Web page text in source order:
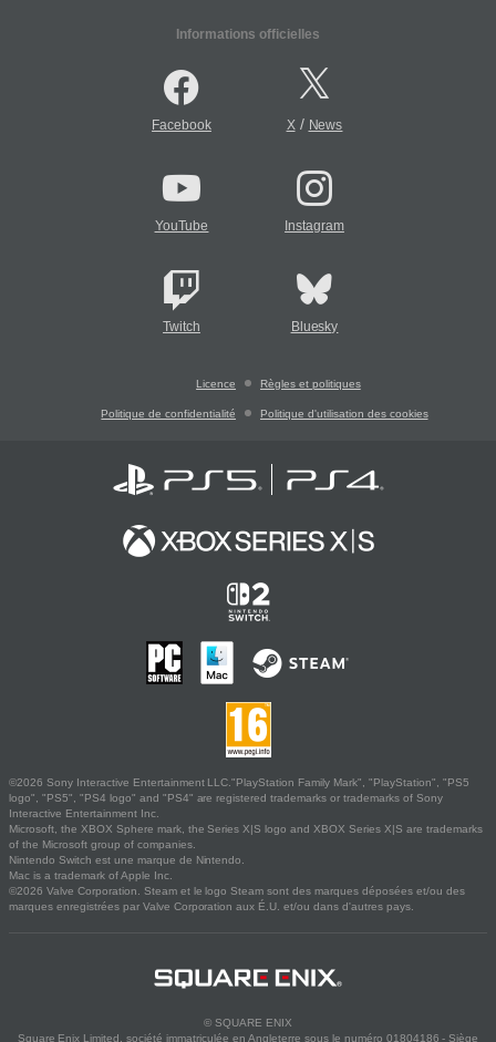
Informations officielles
Facebook X/ News
YouTube Instagram
Twitch Bluesky
Licence Règles et politiques
Politique de confidentialité Politique d'utilisation des cookies
©2026 Sony Interactive Entertainment LLC."PlayStation Family Mark", "PlayStation", "PS5
logo", "PS5", "PS4 logo" and "PS4" are registered trademarks or trademarks of Sony
Interactive Entertainment Inc.
Microsoft, the XBOX Sphere mark, the Series X|S logo and XBOX Series X|S are trademarks
of the Microsoft group of companies.
Nintendo Switch est une marque de Nintendo.
Mac is a trademark of Apple Inc.
©2026 Valve Corporation. Steam et le logo Steam sont des marques déposées et/ou des
marques enregistrées par Valve Corporation aux É.U. et/ou dans d'autres pays.
© SQUARE ENIX
Square Enix Limited, société immatriculée en Angleterre sous le numéro 01804186 - Siège